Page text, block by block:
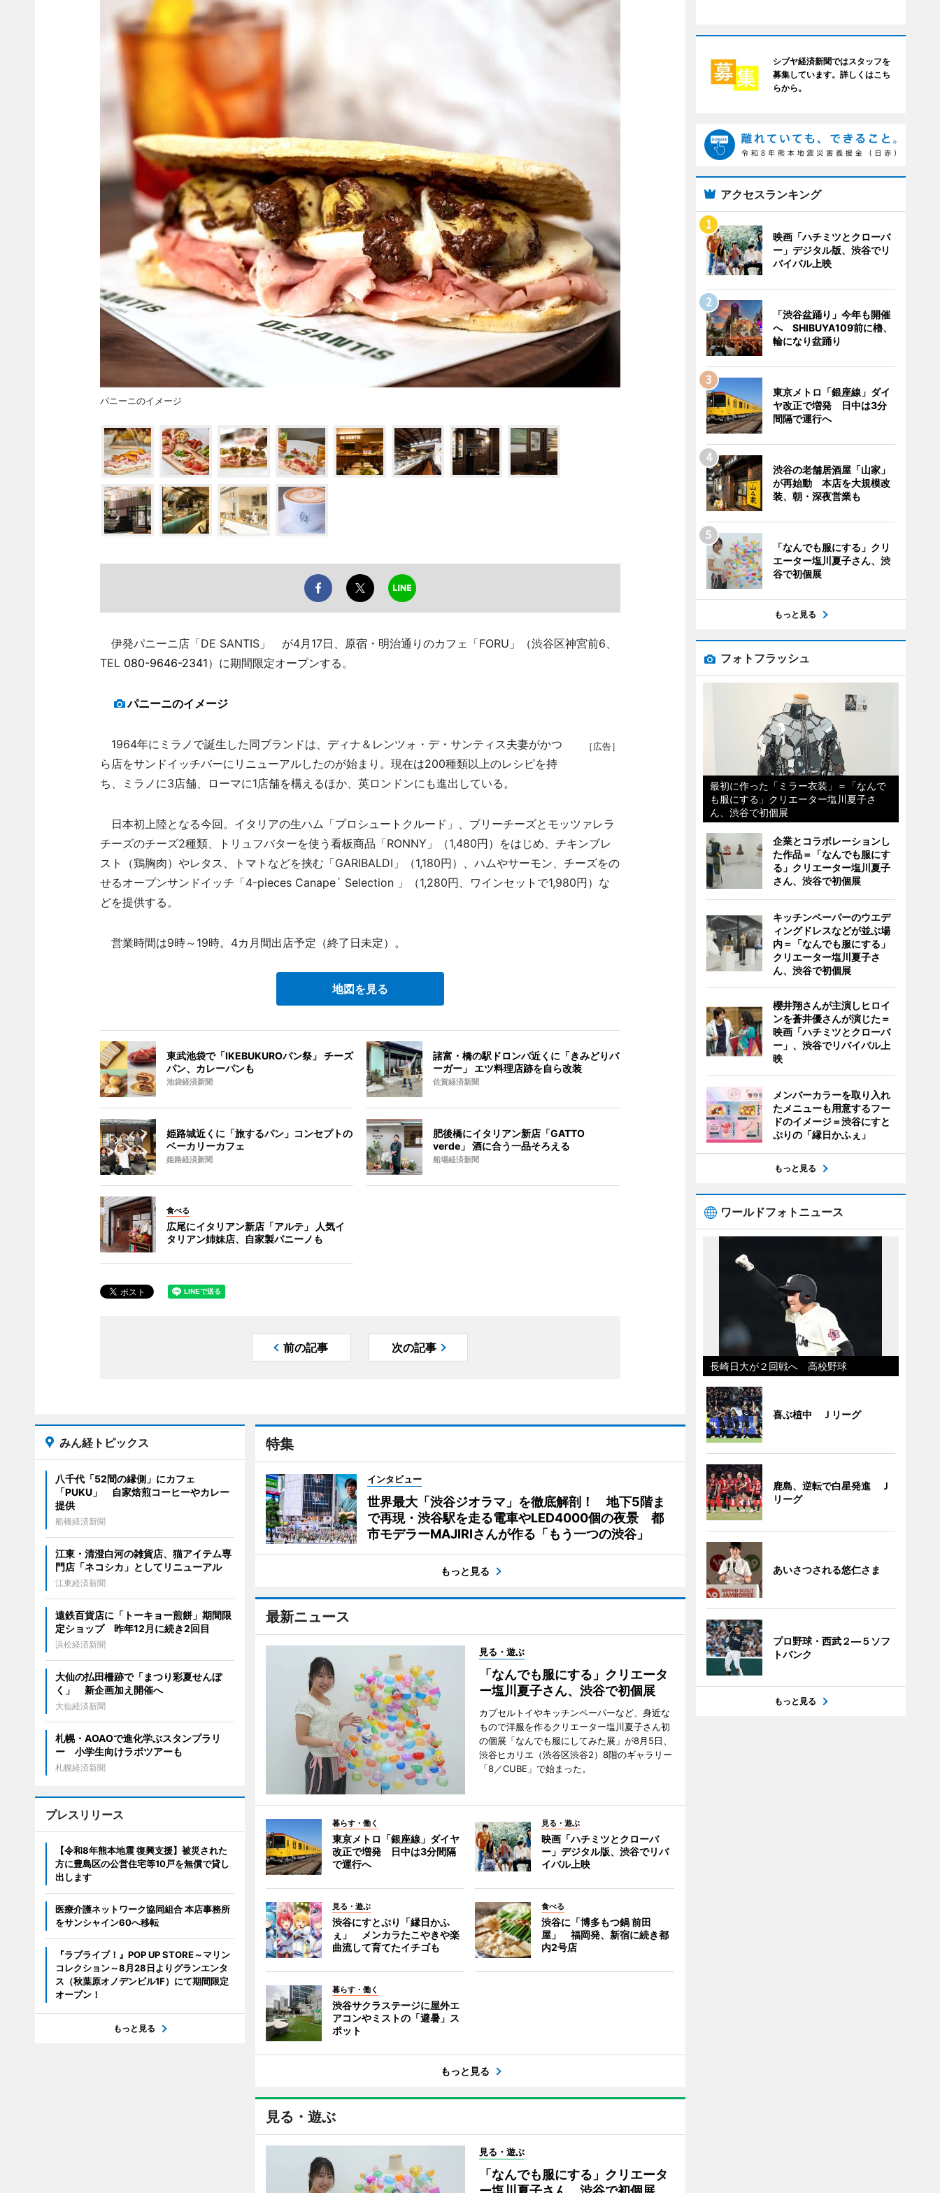
パニーニのイメージ
伊発パニーニ店「DE SANTIS」 が4月17日、原宿・明治通りのカフェ「FORU」（渋谷区神宮前6、
TEL 080-9646-2341）に期間限定オープンする。
パニーニのイメージ
［広告］
1964年にミラノで誕生した同ブランドは、ディナ＆レンツォ・デ・サンティス夫妻がかつ
ら店をサンドイッチバーにリニューアルしたのが始まり。現在は200種類以上のレシピを持
ち、ミラノに3店舗、ローマに1店舗を構えるほか、英ロンドンにも進出している。
日本初上陸となる今回。イタリアの生ハム「プロシュートクルード」、ブリーチーズとモッツァレラ
チーズのチーズ2種類、トリュフバターを使う看板商品「RONNY」（1,480円）をはじめ、チキンブレ
スト（鶏胸肉）やレタス、トマトなどを挟む「GARIBALDI」（1,180円）、ハムやサーモン、チーズをの
せるオープンサンドイッチ「4-pieces Canape´ Selection 」（1,280円、ワインセットで1,980円）な
どを提供する。
営業時間は9時～19時。4カ月間出店予定（終了日未定）。
地図を見る
東武池袋で「IKEBUKUROパン祭」 チーズ
パン、カレーパンも
池袋経済新聞
諸富・橋の駅ドロンパ近くに「きみどりバ
ーガー」 エツ料理店跡を自ら改装
佐賀経済新聞
姫路城近くに「旅するパン」コンセプトの
ベーカリーカフェ
姫路経済新聞
肥後橋にイタリアン新店「GATTO
verde」 酒に合う一品そろえる
船場経済新聞
食べる
広尾にイタリアン新店「アルテ」 人気イ
タリアン姉妹店、自家製パニーノも
前の記事 次の記事
特集
インタビュー
世界最大「渋谷ジオラマ」を徹底解剖！ 地下5階ま
で再現・渋谷駅を走る電車やLED4000個の夜景 都
市モデラーMAJIRIさんが作る「もう一つの渋谷」
もっと見る
最新ニュース
見る・遊ぶ
「なんでも服にする」クリエータ
ー塩川夏子さん、渋谷で初個展
カプセルトイやキッチンペーパーなど、身近な
もので洋服を作るクリエーター塩川夏子さん初
の個展「なんでも服にしてみた展」が8月5日、
渋谷ヒカリエ（渋谷区渋谷2）8階のギャラリー
「8／CUBE」で始まった。
暮らす・働く
東京メトロ「銀座線」ダイヤ
改正で増発 日中は3分間隔
で運行へ
見る・遊ぶ
映画「ハチミツとクローバ
ー」デジタル版、渋谷でリバ
イバル上映
見る・遊ぶ
渋谷にすとぷり「縁日かふ
ぇ」 メンカラたこやきや楽
曲流して育てたイチゴも
食べる
渋谷に「博多もつ鍋 前田
屋」 福岡発、新宿に続き都
内2号店
暮らす・働く
渋谷サクラステージに屋外エ
アコンやミストの「避暑」ス
ポット
もっと見る
見る・遊ぶ
見る・遊ぶ
「なんでも服にする」クリエータ
みん経トピックス
八千代「52間の縁側」にカフェ
「PUKU」 自家焙煎コーヒーやカレー
提供
船橋経済新聞
江東・清澄白河の雑貨店、猫アイテム専
門店「ネコシカ」としてリニューアル
江東経済新聞
遠鉄百貨店に「トーキョー煎餅」期間限
定ショップ 昨年12月に続き2回目
浜松経済新聞
大仙の払田柵跡で「まつり彩夏せんぼ
く」 新企画加え開催へ
大仙経済新聞
札幌・AOAOで進化学ぶスタンプラリ
ー 小学生向けラボツアーも
札幌経済新聞
プレスリリース
【令和8年熊本地震 復興支援】被災された
方に豊島区の公営住宅等10戸を無償で貸し
出します
医療介護ネットワーク協同組合 本店事務所
をサンシャイン60へ移転
『ラブライブ！』POP UP STORE～マリン
コレクション～8月28日よりグランエンタ
ス（秋葉原オノデンビル1F）にて期間限定
オープン！
もっと見る
シブヤ経済新聞ではスタッフを
募集しています。詳しくはこち
らから。
アクセスランキング
映画「ハチミツとクローバ
ー」デジタル版、渋谷でリ
バイバル上映
「渋谷盆踊り」今年も開催
へ SHIBUYA109前に櫓、
輪になり盆踊り
東京メトロ「銀座線」ダイ
ヤ改正で増発 日中は3分
間隔で運行へ
渋谷の老舗居酒屋「山家」
が再始動 本店を大規模改
装、朝・深夜営業も
「なんでも服にする」クリ
エーター塩川夏子さん、渋
谷で初個展
もっと見る
フォトフラッシュ
最初に作った「ミラー衣装」＝「なんで
も服にする」クリエーター塩川夏子さ
ん、渋谷で初個展
企業とコラボレーションし
た作品＝「なんでも服にす
る」クリエーター塩川夏子
さん、渋谷で初個展
キッチンペーパーのウエデ
ィングドレスなどが並ぶ場
内＝「なんでも服にする」
クリエーター塩川夏子さ
ん、渋谷で初個展
櫻井翔さんが主演しヒロイ
ンを蒼井優さんが演じた＝
映画「ハチミツとクローバ
ー」、渋谷でリバイバル上
映
メンバーカラーを取り入れ
たメニューも用意するフー
ドのイメージ＝渋谷にすと
ぷりの「縁日かふぇ」
もっと見る
ワールドフォトニュース
長崎日大が２回戦へ 高校野球
喜ぶ植中 Ｊリーグ
鹿島、逆転で白星発進 Ｊ
リーグ
あいさつされる悠仁さま
プロ野球・西武２―５ソフ
トバンク
もっと見る